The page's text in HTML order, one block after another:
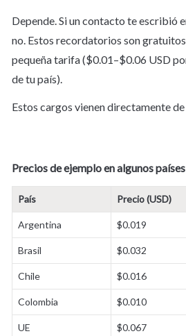
Depende. Si un contacto te escribió
no. Estos recordatorios son
pequeña tarifa ($0.01–$0.06 USD
de tu país).
Estos cargos vienen directamente
Precios de ejemplo en algunos países
País Precio (USD)
Argentina $0.019
Brasil $0.032
Chile $0.016
Colombia $0.010
UE $0.067